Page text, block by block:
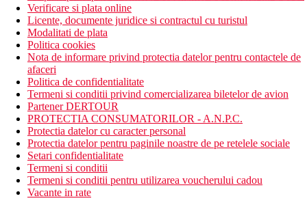
Verificare si plata online
Licente, documente juridice si contractul cu turistul
Modalitati de plata
Politica cookies
Nota de informare privind protectia datelor pentru contactele de
afaceri
Politica de confidentialitate
Termeni si conditii privind comercializarea biletelor de avion
Partener DERTOUR
PROTECTIA CONSUMATORILOR - A.N.P.C.
Protectia datelor cu caracter personal
Protectia datelor pentru paginile noastre de pe retelele sociale
Setari confidentialitate
Termeni si conditii
Termeni si conditii pentru utilizarea voucherului cadou
Vacante in rate